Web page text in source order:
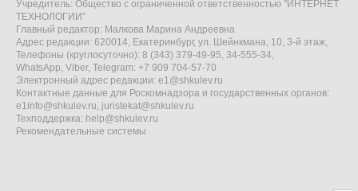
Учредитель: Общество с ограниченной ответственностью "ИНТЕРНЕТ
ТЕХНОЛОГИИ"
Главный редактор: Малкова Марина Андреевна
Адрес редакции: 620014, Екатеринбург, ул. Шейнкмана, 10, 3-й этаж,
Телефоны (круглосуточно): 8 (343) 379-49-95, 34-555-34,
WhatsApp, Viber, Telegram: +7 909 704-57-70
Электронный адрес редакции: e1@shkulev.ru
Контактные данные для Роскомнадзора и государственных органов:
e1info@shkulev.ru juristekat@shkulev.ru
Техподдержка: help@shkulev.ru
Рекомендательные системы